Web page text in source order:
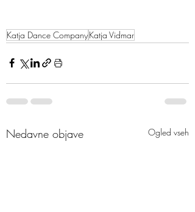
Katja Dance CompanyKatja Vidmar
Nedavne objave Ogled vseh